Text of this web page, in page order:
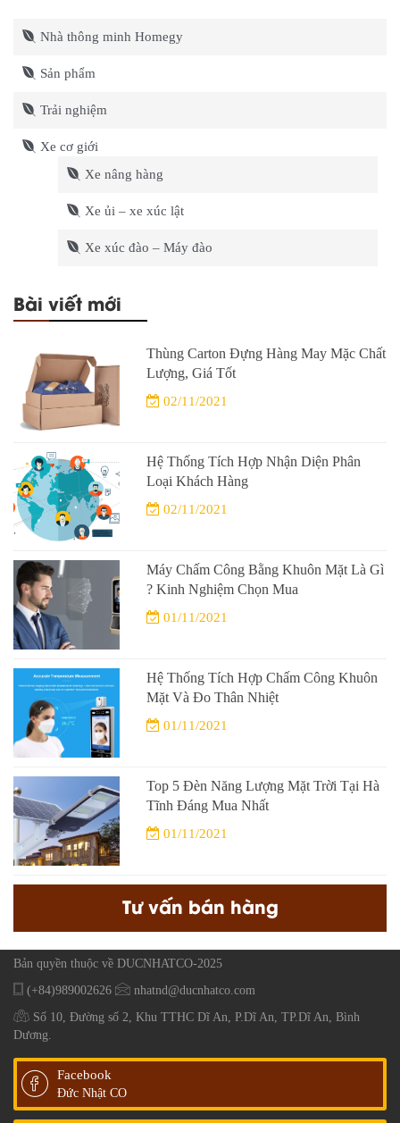
Nhà thông minh Homegy
Sản phẩm
Trải nghiệm
Xe cơ giới
Xe nâng hàng
Xe ủi – xe xúc lật
Xe xúc đào – Máy đào
Bài viết mới
Thùng Carton Đựng Hàng May Mặc Chất
Lượng, Giá Tốt
02/11/2021
Hệ Thống Tích Hợp Nhận Diện Phân
Loại Khách Hàng
02/11/2021
Máy Chấm Công Bằng Khuôn Mặt Là Gì
? Kinh Nghiệm Chọn Mua
01/11/2021
Hệ Thống Tích Hợp Chấm Công Khuôn
Mặt Và Đo Thân Nhiệt
01/11/2021
Top 5 Đèn Năng Lượng Mặt Trời Tại Hà
Tĩnh Đáng Mua Nhất
01/11/2021
Tư vấn bán hàng
Bản quyền thuộc về DUCNHATCO-2025
(+84)989002626
nhatnd@ducnhatco.com
Số 10, Đường số 2, Khu TTHC Dĩ An, P.Dĩ An, TP.Dĩ An, Bình
Dương.
Facebook
Đức Nhật CO